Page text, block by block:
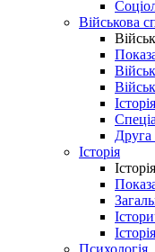
Військова
Друга
Історія
Історія
Психологія